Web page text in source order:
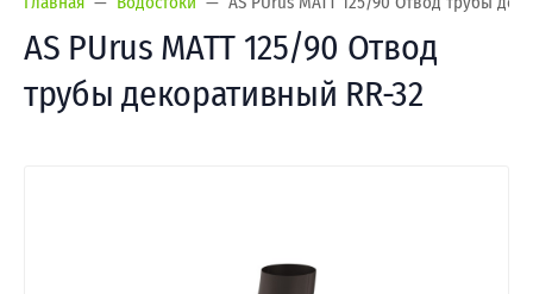
AS PUrus MATT 125/90 Отвод
трубы декоративный RR-32